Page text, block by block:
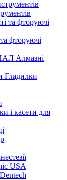
фторуючі
Алмазні
Гладилки
і касети для
USA